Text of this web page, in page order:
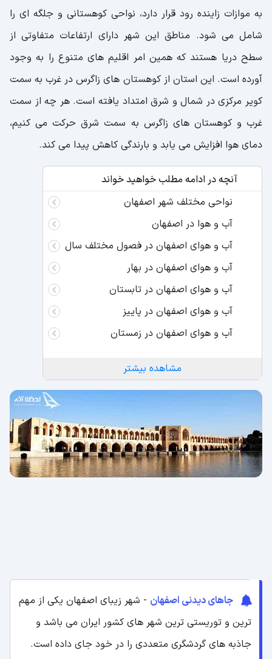
به موازات زاینده رود قرار دارد، نواحی کوهستانی و جلگه ای را
شامل می شود. مناطق این شهر دارای ارتفاعات متفاوتی از
سطح دریا هستند که همین امر اقلیم های متنوع را به وجود
آورده است. این استان از کوهستان های زاگرس در غرب به سمت
کویر مرکزی در شمال و شرق امتداد یافته است. هر چه از سمت
غرب و کوهستان های زاگرس به سمت شرق حرکت می کنیم،
دمای هوا افزایش می یابد و بارندگی کاهش پیدا می کند.
آنچه در ادامه مطلب خواهید خواند
نواحی مختلف شهر اصفهان
آب و هوا در اصفهان
آب و هوای اصفهان در فصول مختلف سال
آب و هوای اصفهان در بهار
آب و هوای اصفهان در تابستان
آب و هوای اصفهان در پاییز
آب و هوای اصفهان در زمستان
مشاهده بیشتر
جاهای دیدنی اصفهان - شهر زیبای اصفهان یکی از مهم
ترین و توریستی ترین شهر های کشور ایران می باشد و
جاذبه های گردشگری متعددی را در خود جای داده است.